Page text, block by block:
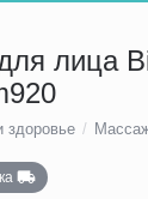
лица
здоровье /